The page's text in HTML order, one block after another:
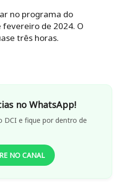
no programa do
fevereiro de 2024. O
três horas.
no WhatsApp!
DCI e fique por dentro de
NO CANAL